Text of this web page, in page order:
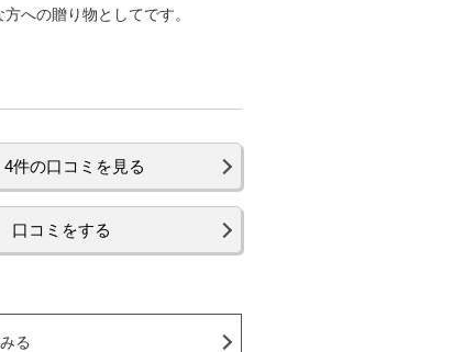
への贈り物としてです。
4件の口コミを見る
口コミをする
る